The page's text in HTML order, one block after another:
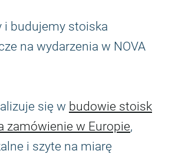
i budujemy stoiska
na wydarzenia w NOVA
się w budowie stoisk
zamówienie w Europie,
i szyte na miarę